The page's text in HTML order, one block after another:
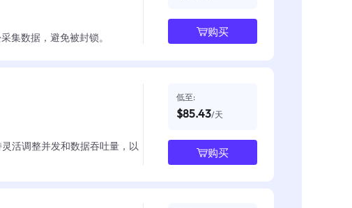
集数据，避免被封锁。 购买
活调整并发和数据吞吐量，以
低至:
$85.43/天
购买